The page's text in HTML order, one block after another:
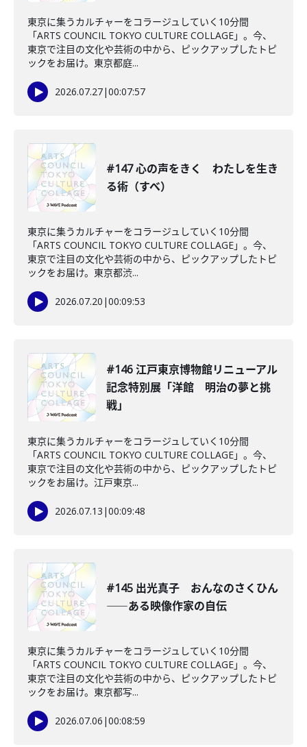
東京に集うカルチャーをコラージュしていく10分間
「ARTS COUNCIL TOKYO CULTURE COLLAGE」。今、
東京で注目の文化や芸術の中から、ピックアップしたトピ
ックをお届け。東京都庭...
2026.07.27|00:07:57
#147 心の声をきく わたしを生き
る術（すべ）
東京に集うカルチャーをコラージュしていく10分間
「ARTS COUNCIL TOKYO CULTURE COLLAGE」。今、
東京で注目の文化や芸術の中から、ピックアップしたトピ
ックをお届け。東京都渋...
2026.07.20 |00:09:53
#146 江戸東京博物館リニューアル
記念特別展「洋館 明治の夢と挑
戦」
東京に集うカルチャーをコラージュしていく10分間
「ARTS COUNCIL TOKYO CULTURE COLLAGE」。今、
東京で注目の文化や芸術の中から、ピックアップしたトピ
ックをお届け。江戸東京...
2026.07.13 |00:09:48
#145 出光真子 おんなのさくひん
――ある映像作家の自伝
東京に集うカルチャーをコラージュしていく10分間
「ARTS COUNCIL TOKYO CULTURE COLLAGE」。今、
東京で注目の文化や芸術の中から、ピックアップしたトピ
ックをお届け。東京都写...
2026.07.06 |00:08:59